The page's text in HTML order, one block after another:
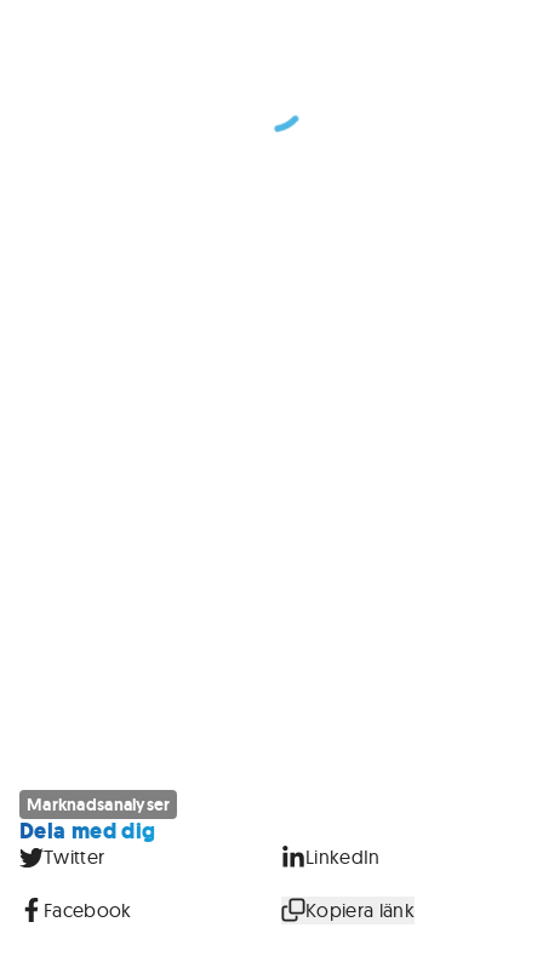
Marknadsanalyser
Dela med dig
Twitter LinkedIn
Facebook Kopiera länk